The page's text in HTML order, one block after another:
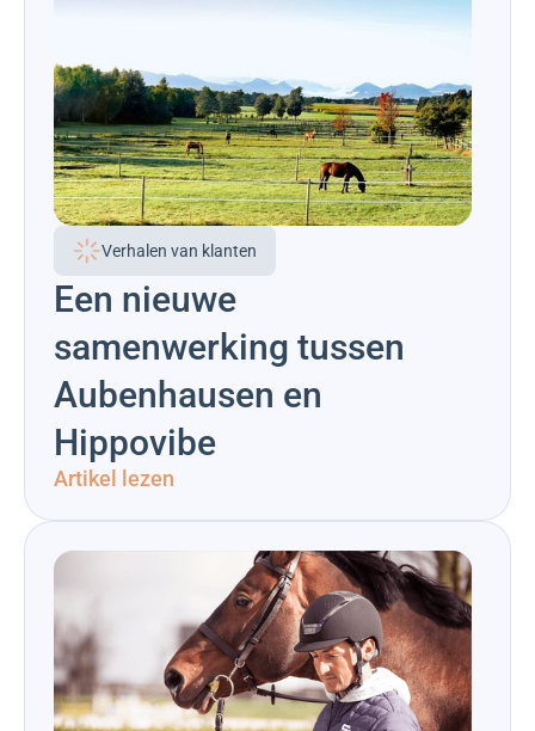
Verhalen van klanten
Een nieuwe
samenwerking tussen
Aubenhausen en
Hippovibe
Artikel lezen